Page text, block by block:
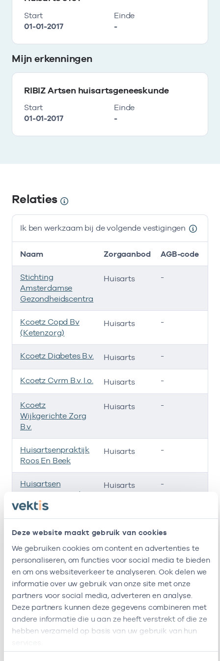
Deze website maakt gebruik van cookies
We gebruiken cookies om content en advertenties te
personaliseren, om functies voor social media te bieden
en om ons websiteverkeer te analyseren. Ook delen we
informatie over uw gebruik van onze site met onze
partners voor social media, adverteren en analyse.
Deze partners kunnen deze gegevens combineren met
andere informatie die u aan ze heeft verstrekt of die ze
hebben verzameld op basis van uw gebruik van hun
Start
01-01-2017
Einde
-
Mijn erkenningen
RIBIZ Artsen huisartsgeneeskunde
Start
01-01-2017
Einde
-
Relaties
Ik ben werkzaam bij de volgende vestigingen
Ik ben werkzaam bij de volgende vestigingen
Naam Zorgaanbod AGB-code
Stichting
Amsterdamse
Gezondheidscentra
Huisarts -
Kcoetz Copd Bv
(Ketenzorg)
Huisarts -
Kcoetz Diabetes B.v. Huisarts -
Kcoetz Cvrm B.v. I.o. Huisarts -
Kcoetz
Wijkgerichte Zorg
B.v.
Huisarts -
Huisartsenpraktijk
Roos En Beek
Huisarts -
Huisartsen
Cooperatie Zuid
Kennemerland
(Hczk)
Huisarts -
Huisartsen Roos En
Beek
Ik heb een arbeidsrelatie met
Naam Rol AGB-
Gezondheidscentra
(MTO